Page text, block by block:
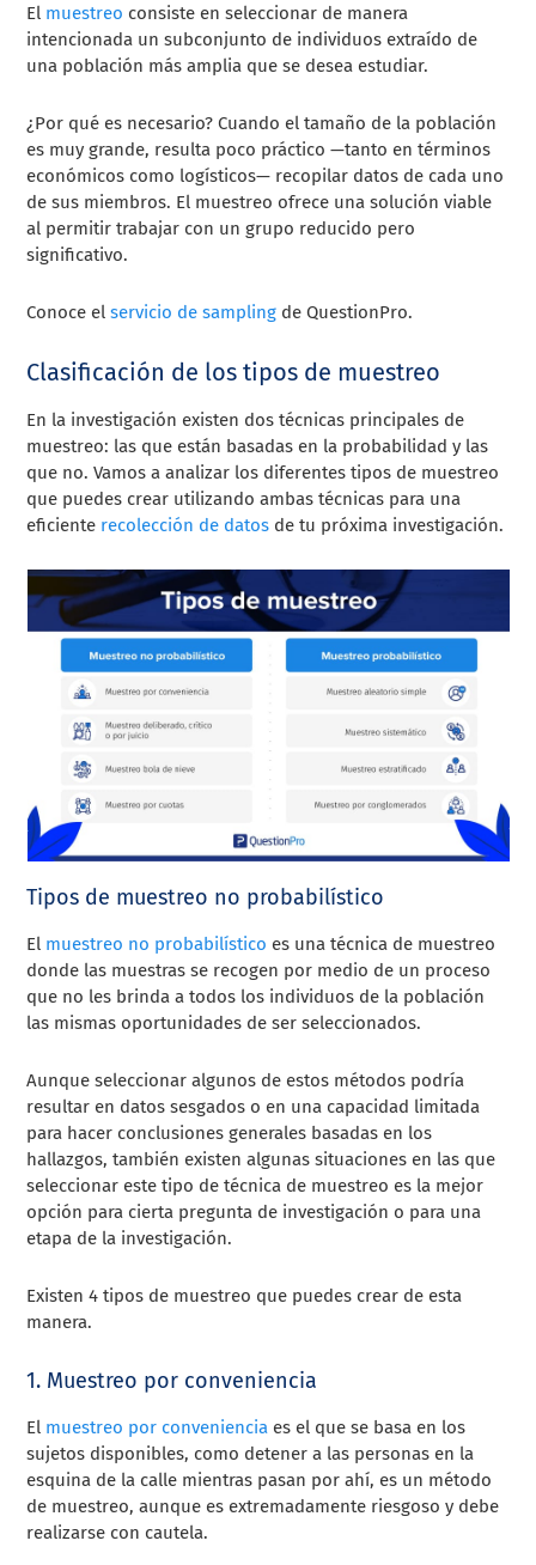
El muestreo consiste en seleccionar de manera
intencionada un subconjunto de individuos extraído de
una población más amplia que se desea estudiar.
¿Por qué es necesario? Cuando el tamaño de la población
es muy grande, resulta poco práctico —tanto en términos
económicos como logísticos— recopilar datos de cada uno
de sus miembros. El muestreo ofrece una solución viable
al permitir trabajar con un grupo reducido pero
significativo.
Conoce elservicio de sampling de QuestionPro.
Clasificación de los tipos de muestreo
En la investigación existen dos técnicas principales de
muestreo: las que están basadas en la probabilidad y las
que no. Vamos a analizar los diferentes tipos de muestreo
que puedes crear utilizando ambas técnicas para una
eficiente recolección de datos de tu próxima investigación.
Tipos de muestreo no probabilístico
El muestreo no probabilístico es una técnica de muestreo
donde las muestras se recogen por medio de un proceso
que no les brinda a todos los individuos de la población
las mismas oportunidades de ser seleccionados.
Aunque seleccionar algunos de estos métodos podría
resultar en datos sesgados o en una capacidad limitada
para hacer conclusiones generales basadas en los
hallazgos, también existen algunas situaciones en las que
seleccionar este tipo de técnica de muestreo es la mejor
opción para cierta pregunta de investigación o para una
etapa de la investigación.
Existen 4 tipos de muestreo que puedes crear de esta
manera.
1. Muestreo por conveniencia
El muestreo por conveniencia es el que se basa en los
sujetos disponibles, como detener a las personas en la
esquina de la calle mientras pasan por ahí, es un método
de muestreo, aunque es extremadamente riesgoso y debe
realizarse con cautela.